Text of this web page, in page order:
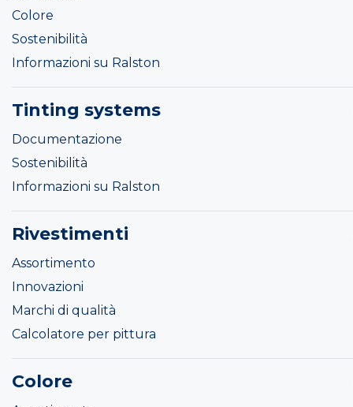
Colore
Sostenibilità
Informazioni su Ralston
Tinting systems
Documentazione
Sostenibilità
Informazioni su Ralston
Rivestimenti
Assortimento
Innovazioni
Marchi di qualità
Calcolatore per pittura
Colore